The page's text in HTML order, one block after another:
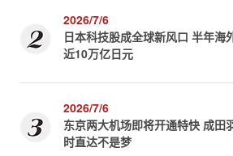
2026/7/6
日本科技股成全球新风口 半年海
近10万亿日元
2026/7/6
东京两大机场即将开通特快 成田
时直达不是梦